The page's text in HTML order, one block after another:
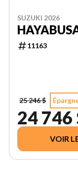
SUZUKI 2026
11163
25 246 $
24 746
VOIR